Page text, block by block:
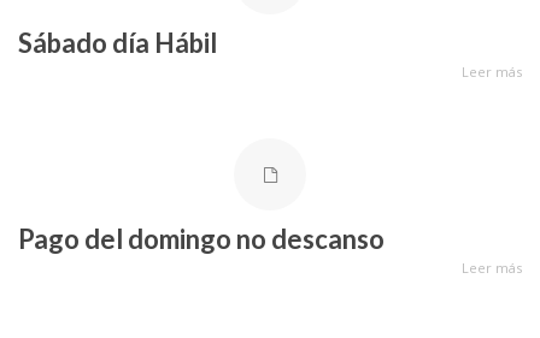
Sábado día Hábil
Leer más
Pago del domingo no descanso
Leer más